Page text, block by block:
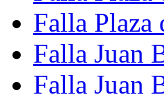
Falla Plaza
Falla Juan
Falla Juan